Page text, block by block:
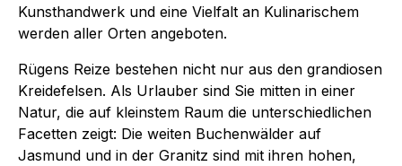
Kunsthandwerk und eine Vielfalt an Kulinarischem
werden aller Orten angeboten.
Rügens Reize bestehen nicht nur aus den grandiosen
Kreidefelsen. Als Urlauber sind Sie mitten in einer
Natur, die auf kleinstem Raum die unterschiedlichen
Facetten zeigt: Die weiten Buchenwälder auf
Jasmund und in der Granitz sind mit ihren hohen,